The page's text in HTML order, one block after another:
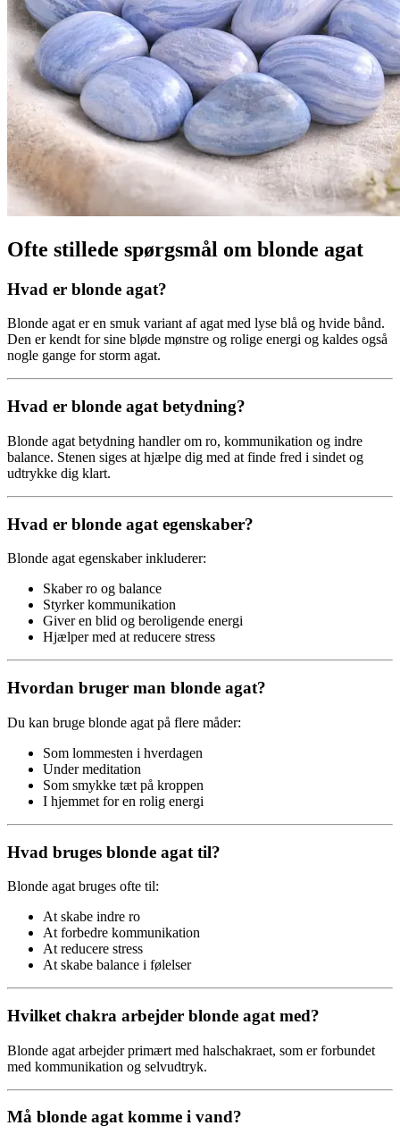
Ofte stillede spørgsmål om blonde agat
Hvad er blonde agat?
Blonde agat er en smuk variant af agat med lyse blå og hvide bånd.
Den er kendt for sine bløde mønstre og rolige energi og kaldes også
nogle gange for storm agat.
Hvad er blonde agat betydning?
Blonde agat betydning handler om ro, kommunikation og indre
balance. Stenen siges at hjælpe dig med at finde fred i sindet og
udtrykke dig klart.
Hvad er blonde agat egenskaber?
Blonde agat egenskaber inkluderer:
Skaber ro og balance
Styrker kommunikation
Giver en blid og beroligende energi
Hjælper med at reducere stress
Hvordan bruger man blonde agat?
Du kan bruge blonde agat på flere måder:
Som lommesten i hverdagen
Under meditation
Som smykke tæt på kroppen
I hjemmet for en rolig energi
Hvad bruges blonde agat til?
Blonde agat bruges ofte til:
At skabe indre ro
At forbedre kommunikation
At reducere stress
At skabe balance i følelser
Hvilket chakra arbejder blonde agat med?
Blonde agat arbejder primært med halschakraet, som er forbundet
med kommunikation og selvudtryk.
Må blonde agat komme i vand?